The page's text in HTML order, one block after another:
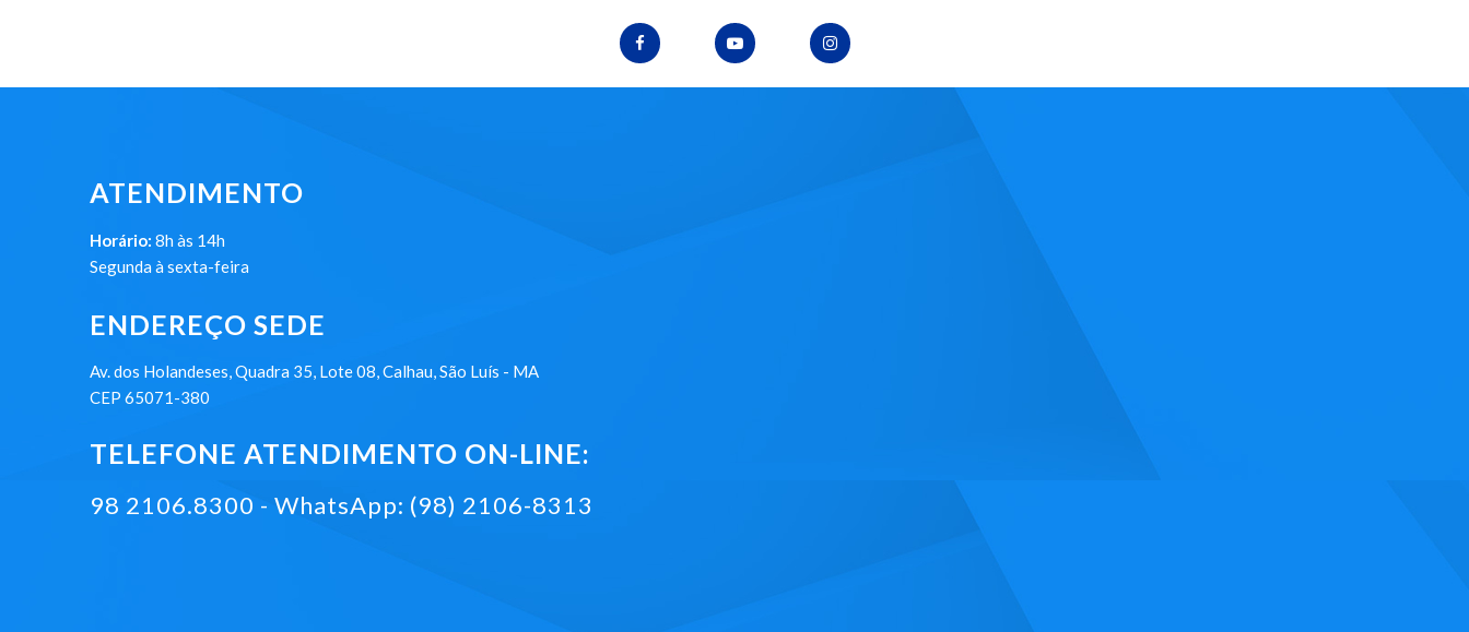
ATENDIMENTO
Horário: 8h às 14h
Segunda à sexta-feira
ENDEREÇO SEDE
Av. dos Holandeses, Quadra 35, Lote 08, Calhau, São Luís - MA
CEP 65071-380
TELEFONE ATENDIMENTO ON-LINE:
98 2106.8300 - WhatsApp: (98) 2106-8313